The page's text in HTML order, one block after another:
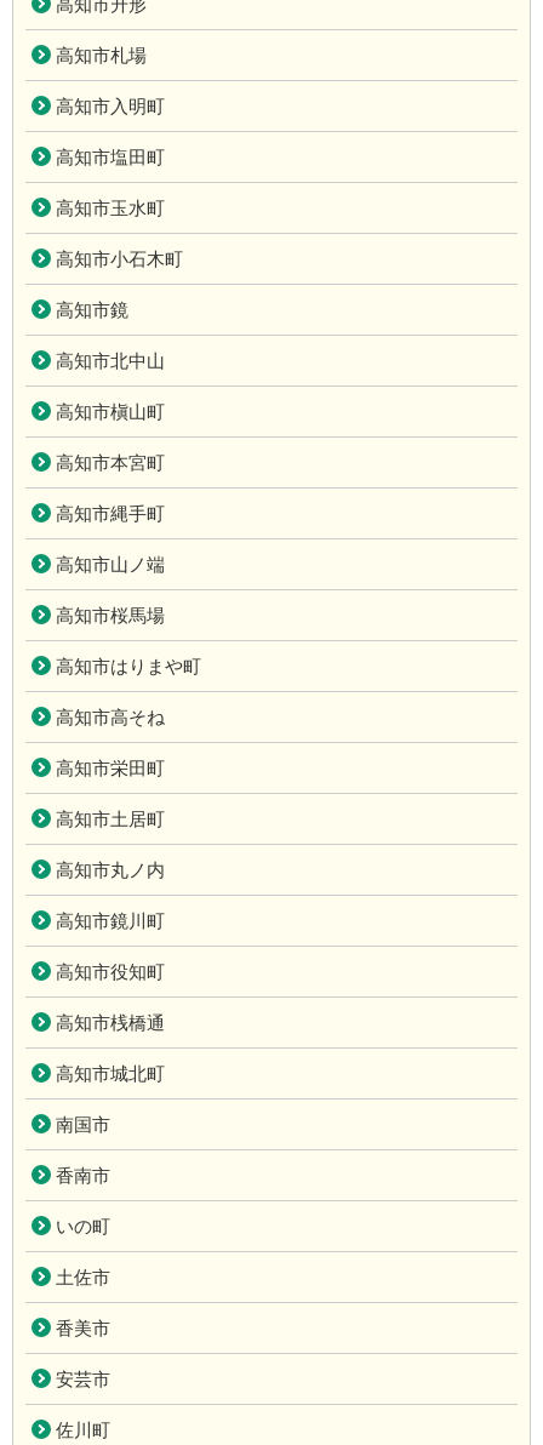
高知市升形
高知市札場
高知市入明町
高知市塩田町
高知市玉水町
高知市小石木町
高知市鏡
高知市北中山
高知市槇山町
高知市本宮町
高知市縄手町
高知市山ノ端
高知市桜馬場
高知市はりまや町
高知市高そね
高知市栄田町
高知市土居町
高知市丸ノ内
高知市鏡川町
高知市役知町
高知市桟橋通
高知市城北町
南国市
香南市
いの町
土佐市
香美市
安芸市
佐川町